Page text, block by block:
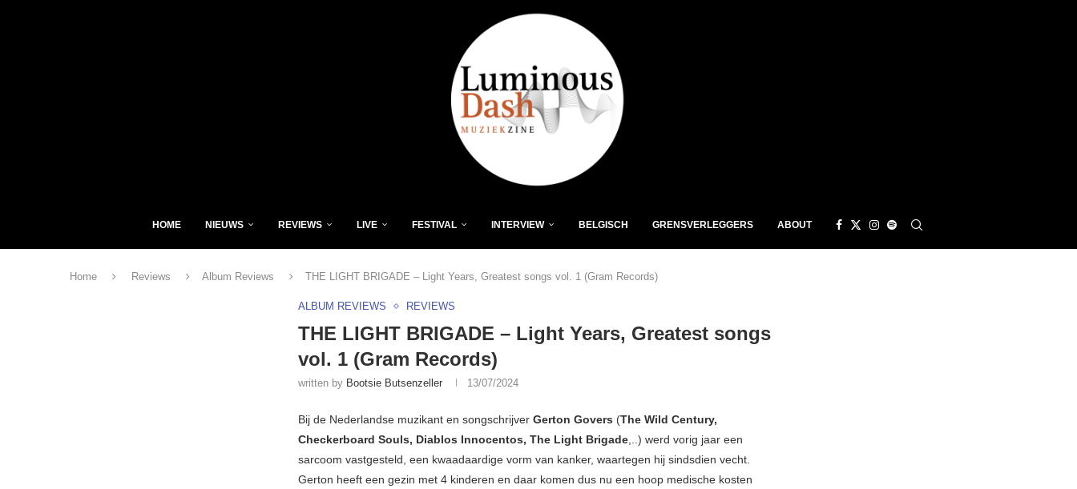
HOME NIEUWS REVIEWS LIVE FESTIVAL INTERVIEW BELGISCH GRENSVERLEGGERS ABOUT
Home Reviews Album Reviews THE LIGHT BRIGADE – Light Years, Greatest songs vol. 1 (Gram Records)
ALBUM REVIEWS REVIEWS
THE LIGHT BRIGADE – Light Years, Greatest songs
vol. 1 (Gram Records)
written by Bootsie Butsenzeller 13/07/2024
Bij de Nederlandse muzikant en songschrijver Gerton Govers (The Wild Century,
Checkerboard Souls, Diablos Innocentos, The Light Brigade,..) werd vorig jaar een
sarcoom vastgesteld, een kwaadaardige vorm van kanker, waartegen hij sindsdien vecht.
Gerton heeft een gezin met 4 kinderen en daar komen dus nu een hoop medische kosten